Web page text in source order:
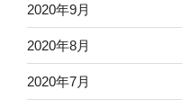
2020年9月
2020年8月
2020年7月